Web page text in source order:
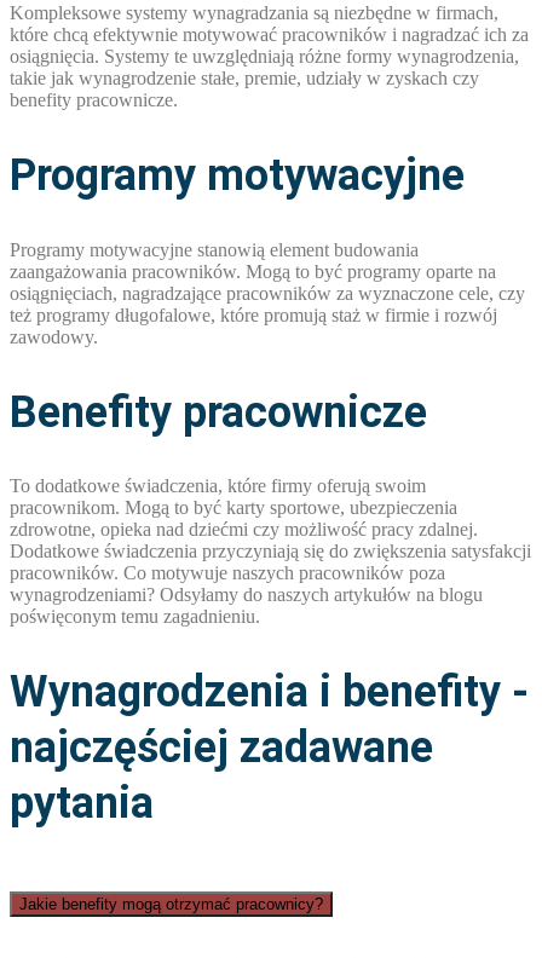
Kompleksowe systemy wynagradzania są niezbędne w firmach,
które chcą efektywnie motywować pracowników i nagradzać ich za
osiągnięcia. Systemy te uwzględniają różne formy wynagrodzenia,
takie jak wynagrodzenie stałe, premie, udziały w zyskach czy
benefity pracownicze.
Programy motywacyjne
Programy motywacyjne stanowią element budowania
zaangażowania pracowników. Mogą to być programy oparte na
osiągnięciach, nagradzające pracowników za wyznaczone cele, czy
też programy długofalowe, które promują staż w firmie i rozwój
zawodowy.
Benefity pracownicze
To dodatkowe świadczenia, które firmy oferują swoim
pracownikom. Mogą to być karty sportowe, ubezpieczenia
zdrowotne, opieka nad dziećmi czy możliwość pracy zdalnej.
Dodatkowe świadczenia przyczyniają się do zwiększenia satysfakcji
pracowników. Co motywuje naszych pracowników poza
wynagrodzeniami? Odsyłamy do naszych artykułów na blogu
poświęconym temu zagadnieniu.
Wynagrodzenia i benefity -
najczęściej zadawane
pytania
Jakie benefity mogą otrzymać pracownicy?